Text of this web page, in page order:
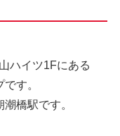
ハイツ1Fにある
す。
橋駅です。